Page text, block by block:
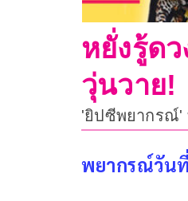
หยั่งรู้ด
วุ่นวาย!
'ยิปซีพยากรณ์'
พยากรณ์วัน